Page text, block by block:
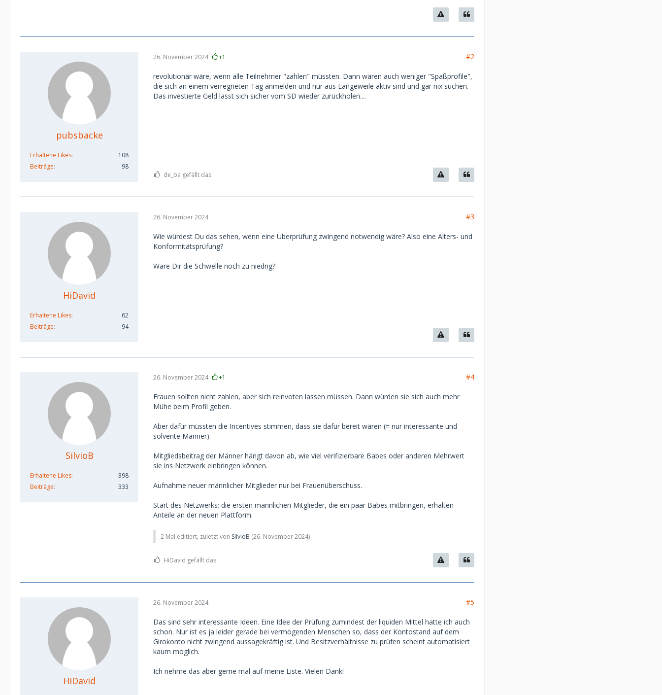
pubsbacke
Erhaltene Likes
108
Beiträge
98
26. November 2024 +1 #2
revolutionär wäre, wenn alle Teilnehmer "zahlen" müssten. Dann wären auch weniger "Spaßprofile",
die sich an einem verregneten Tag anmelden und nur aus Langeweile aktiv sind und gar nix suchen.
Das investierte Geld lässt sich sicher vom SD wieder zurückholen....
de_ba gefällt das.
HiDavid
Erhaltene Likes
62
Beiträge
94
26. November 2024 #3
Wie würdest Du das sehen, wenn eine Überprüfung zwingend notwendig wäre? Also eine Alters- und
Konformitätsprüfung?
Wäre Dir die Schwelle noch zu niedrig?
SilvioB
Erhaltene Likes
398
Beiträge
333
26. November 2024 +1 #4
Frauen sollten nicht zahlen, aber sich reinvoten lassen müssen. Dann würden sie sich auch mehr
Mühe beim Profil geben.
Aber dafür müssten die Incentives stimmen, dass sie dafür bereit wären (= nur interessante und
solvente Männer).
Mitgliedsbeitrag der Männer hängt davon ab, wie viel verifizierbare Babes oder anderen Mehrwert
sie ins Netzwerk einbringen können.
Aufnahme neuer männlicher Mitglieder nur bei Frauenüberschuss.
Start des Netzwerks: die ersten männlichen Mitglieder, die ein paar Babes mitbringen, erhalten
Anteile an der neuen Plattform.
2 Mal editiert, zuletzt von SilvioB (26. November 2024)
HiDavid gefällt das.
HiDavid
26. November 2024 #5
Das sind sehr interessante Ideen. Eine Idee der Prüfung zumindest der liquiden Mittel hatte ich auch
schon. Nur ist es ja leider gerade bei vermögenden Menschen so, dass der Kontostand auf dem
Girokonto nicht zwingend aussagekräftig ist. Und Besitzverhältnisse zu prüfen scheint automatisiert
kaum möglich.
Ich nehme das aber gerne mal auf meine Liste. Vielen Dank!